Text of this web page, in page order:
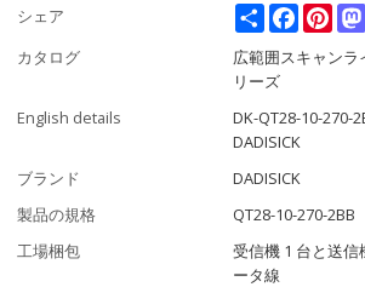
シェア ShareFacebook
カタログ
広範囲スキャンラ
リーズ
English details
DK-QT28-10-270-
DADISICK
ブランド
DADISICK
製品の規格
QT28-10-270-2BB
工場梱包
受信機 1 台と送
ータ線